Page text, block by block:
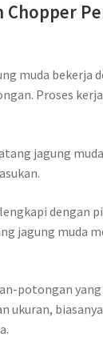
Chopper
muda bekerja
Proses
jagung
dengan
jagung muda
potongan
ukuran,